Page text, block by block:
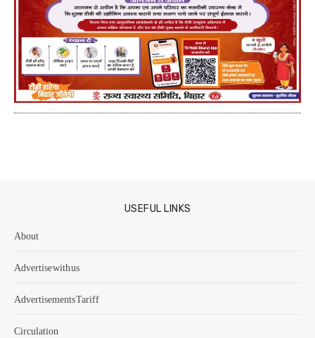
USEFUL LINKS
About
Advertise with us
Advertisements Tariff
Circulation